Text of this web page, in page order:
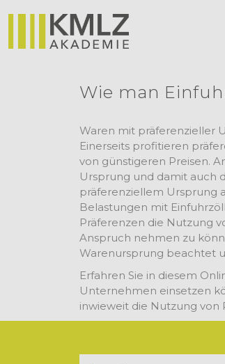
Wie man
Waren mit präferenzieller
Einerseits profitieren
von günstigeren Preisen.
Ursprung und damit auch
präferenziellem Ursprung
Belastungen mit
Präferenzen die Nutzung
Anspruch nehmen zu
Warenursprung beachtet
Erfahren Sie in diesem
Unternehmen einsetzen
inwieweit die Nutzung